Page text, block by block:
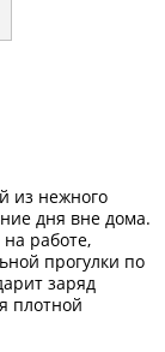
из нежного
дня вне дома.
работе,
прогулки по
заряд
плотной